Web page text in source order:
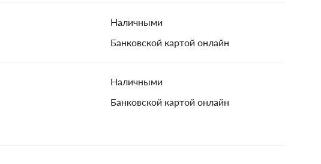
Наличными
Банковской картой онлайн
Наличными
Банковской картой онлайн